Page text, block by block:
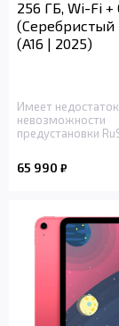
256 ГБ, Wi-Fi +
(Серебристый
(A16 | 2025)
Имеет
невозможности
предустановки
65 990 ₽